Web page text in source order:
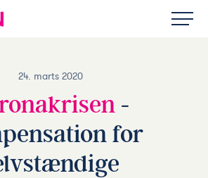
24. marts 2020
-
for